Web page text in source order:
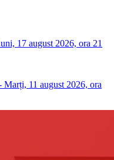
17 august 2026, ora 21
11 august 2026, ora